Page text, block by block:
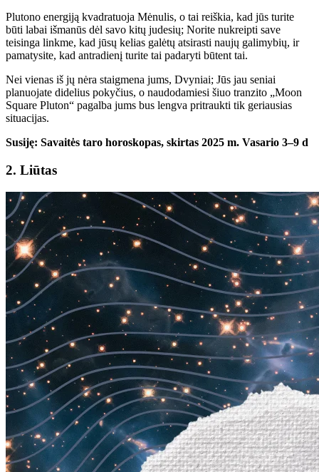
Plutono energiją kvadratuoja Mėnulis, o tai reiškia, kad jūs turite
būti labai išmanūs dėl savo kitų judesių; Norite nukreipti save
teisinga linkme, kad jūsų kelias galėtų atsirasti naujų galimybių, ir
pamatysite, kad antradienį turite tai padaryti būtent tai.
Nei vienas iš jų nėra staigmena jums, Dvyniai; Jūs jau seniai
planuojate didelius pokyčius, o naudodamiesi šiuo tranzito „Moon
Square Pluton“ pagalba jums bus lengva pritraukti tik geriausias
situacijas.
Susiję: Savaitės taro horoskopas, skirtas 2025 m. Vasario 3–9 d
2. Liūtas